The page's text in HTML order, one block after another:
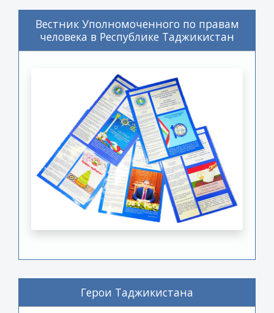
Вестник Уполномоченного по правам
человека в Республике Таджикистан
Герои Таджикистана